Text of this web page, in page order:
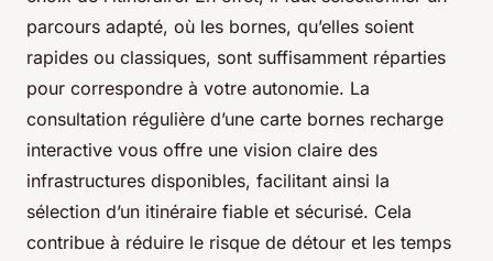
parcours adapté, où les bornes, qu’elles soient
rapides ou classiques, sont suffisamment réparties
pour correspondre à votre autonomie. La
consultation régulière d’une carte bornes recharge
interactive vous offre une vision claire des
infrastructures disponibles, facilitant ainsi la
sélection d’un itinéraire fiable et sécurisé. Cela
contribue à réduire le risque de détour et les temps